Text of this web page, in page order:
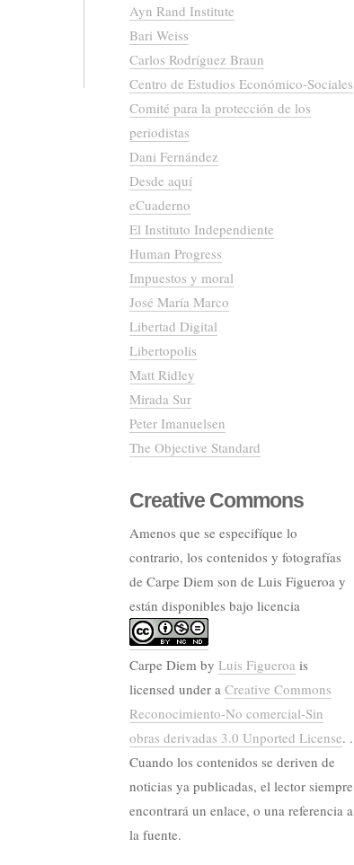
Ayn Rand Institute
Bari Weiss
Carlos Rodríguez Braun
Centro de Estudios Económico-Sociales
Comité para la protección de los
periodistas
Dani Fernández
Desde aquí
eCuaderno
El Instituto Independiente
Human Progress
Impuestos y moral
José María Marco
Libertad Digital
Libertopolis
Matt Ridley
Mirada Sur
Peter Imanuelsen
The Objective Standard
Creative Commons
Amenos que se especifíque lo
contrario, los contenidos y fotografías
de Carpe Diem son de Luis Figueroa y
están disponibles bajo licencia
Carpe Diem by Luis Figueroa is
licensed under a Creative Commons
Reconocimiento-No comercial-Sin
obras derivadas 3.0 Unported License. .
Cuando los contenidos se deriven de
noticias ya publicadas, el lector siempre
encontrará un enlace, o una referencia a
la fuente.